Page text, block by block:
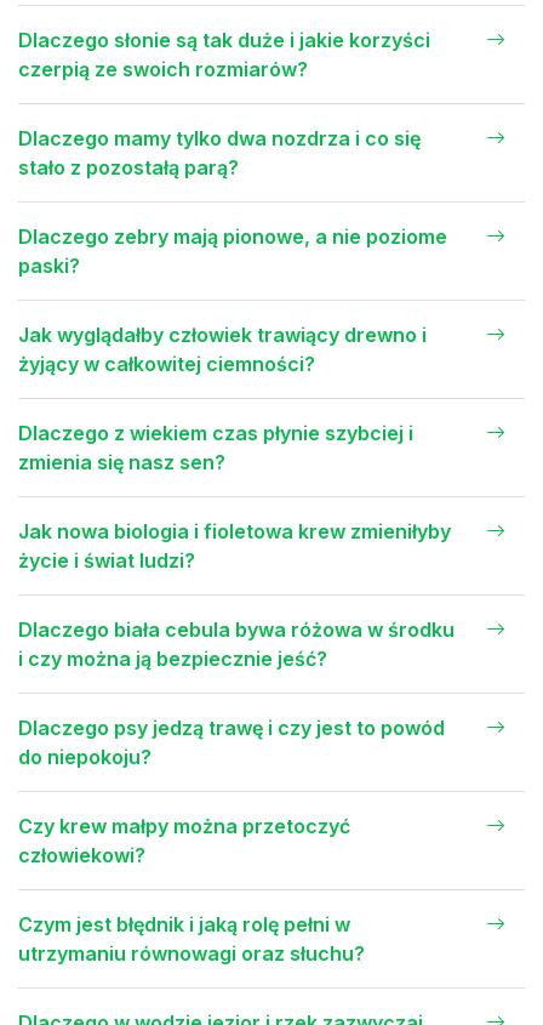
Dlaczego słonie są tak duże i jakie korzyści
czerpią ze swoich rozmiarów?
Dlaczego mamy tylko dwa nozdrza i co się
stało z pozostałą parą?
Dlaczego zebry mają pionowe, a nie poziome
paski?
Jak wyglądałby człowiek trawiący drewno i
żyjący w całkowitej ciemności?
Dlaczego z wiekiem czas płynie szybciej i
zmienia się nasz sen?
Jak nowa biologia i fioletowa krew zmieniłyby
życie i świat ludzi?
Dlaczego biała cebula bywa różowa w środku
i czy można ją bezpiecznie jeść?
Dlaczego psy jedzą trawę i czy jest to powód
do niepokoju?
Czy krew małpy można przetoczyć
człowiekowi?
Czym jest błędnik i jaką rolę pełni w
utrzymaniu równowagi oraz słuchu?